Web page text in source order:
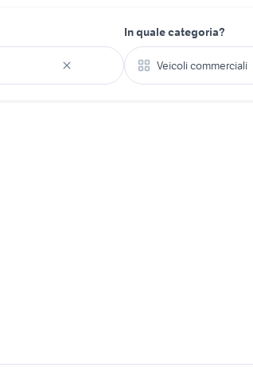
In quale categoria?
Veicoli commerciali